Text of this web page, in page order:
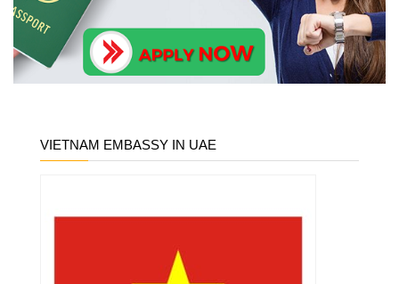
VIETNAM EMBASSY IN UAE